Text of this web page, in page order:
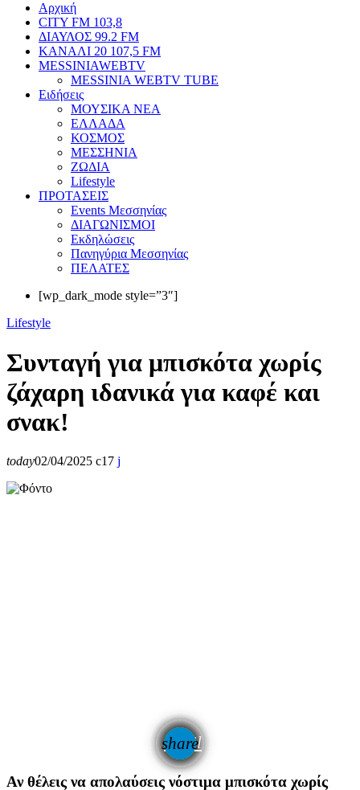
Αρχική
CITY FM 103,8
ΔΙΑΥΛΟΣ 99.2 FM
ΚΑΝΑΛΙ 20 107,5 FM
MESSINIAWEBTV
MESSINIA WEBTV TUBE
Eιδήσεις
ΜΟΥΣΙΚΑ ΝΕΑ
ΕΛΛΑΔΑ
ΚΟΣΜΟΣ
ΜΕΣΣΗΝΙΑ
ΖΩΔΙΑ
Lifestyle
ΠΡΟΤΑΣΕΙΣ
Events Μεσσηνίας
ΔΙΑΓΩΝΙΣΜΟΙ
Εκδηλώσεις
Πανηγύρια Μεσσηνίας
ΠΕΛΑΤΕΣ
[wp_dark_mode style=”3″]
Lifestyle
Συνταγή για μπισκότα χωρίς
ζάχαρη ιδανικά για καφέ και
σνακ!
today02/04/2025 17
share
email
Αν θέλεις να απολαύσεις νόστιμα μπισκότα χωρίς